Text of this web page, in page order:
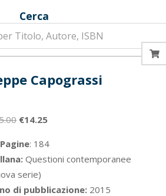
Cerca
Capograssi
Il
originale
era:
€15.00.
€14.25Il
attuale
è:
: 184
Questioni contemporanee
serie)
di pubblicazione: 2015